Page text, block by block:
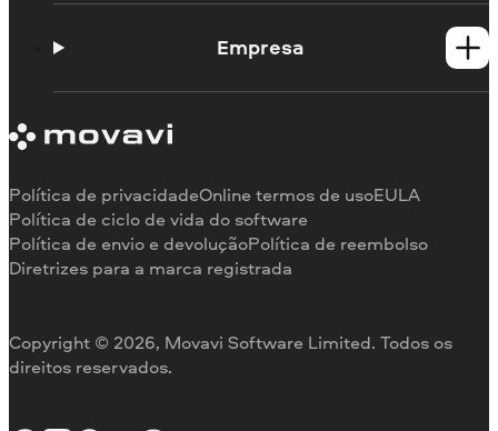
Portal de aprendizagem
Limitações da versão de teste
Reembolso
Empresa
Testemunhos
Por que nos escolher
Para o trabalho
Copyright © 2026, Movavi Software Limited. Todos os
direitos reservados.
Política de privacidadeOnline termos de usoEULA
Política de ciclo de vida do software
Política de envio e devoluçãoPolítica de reembolso
Diretrizes para a marca registrada